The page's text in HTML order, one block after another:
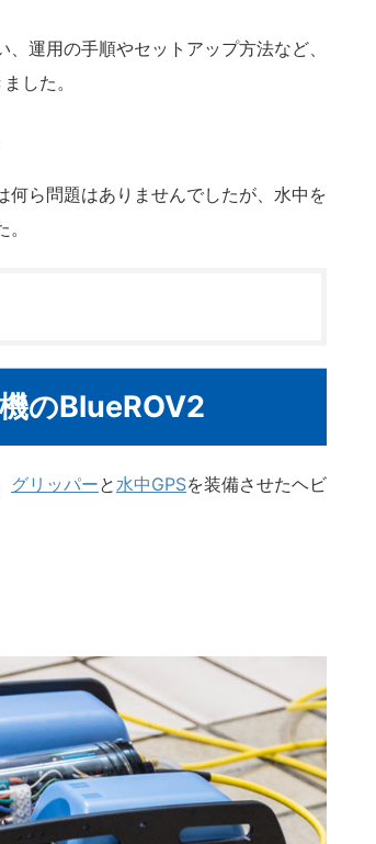
運用の手順やセットアップ方法など、
した。
ら問題はありませんでしたが、水中を
のBlueROV2
グリッパーと水中GPSを装備させたヘビ